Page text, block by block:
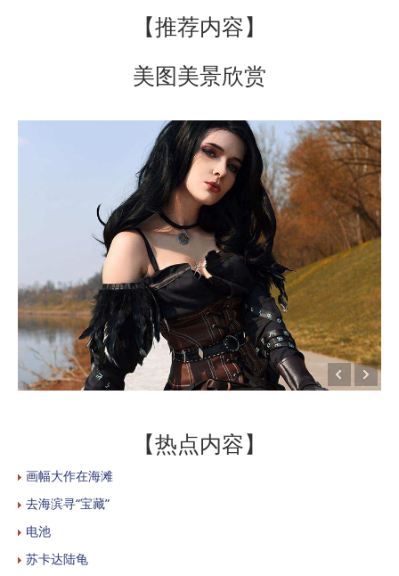
【推荐内容】
美图美景欣赏
【热点内容】
画幅大作在海滩
去海滨寻“宝藏”
电池
苏卡达陆龟